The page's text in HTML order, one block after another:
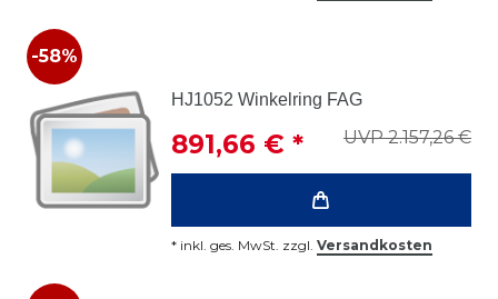
-58%
HJ1052 Winkelring FAG
UVP 2.157,26 €
891,66 € *
* inkl. ges. MwSt. zzgl. Versandkosten